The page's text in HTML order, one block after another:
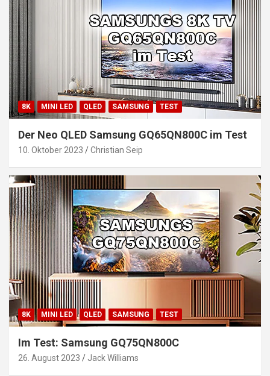
8K MINI LED QLED SAMSUNG TEST
Der Neo QLED Samsung GQ65QN800C im Test
10. Oktober 2023 Christian Seip
8K MINI LED QLED SAMSUNG TEST
Im Test: Samsung GQ75QN800C
26. August 2023 Jack Williams